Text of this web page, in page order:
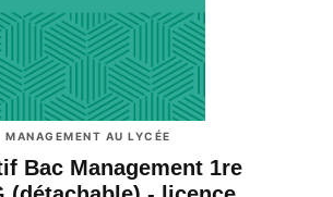
MANAGEMENT AU LYCÉE
Bac Management 1re